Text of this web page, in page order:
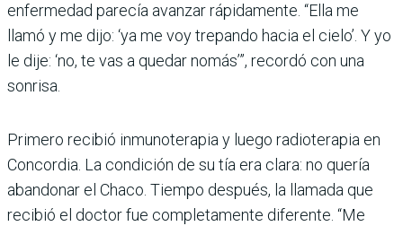
enfermedad parecía avanzar rápidamente. “Ella me
llamó y me dijo: ‘ya me voy trepando hacia el cielo’. Y yo
le dije: ‘no, te vas a quedar nomás’”, recordó con una
sonrisa.
Primero recibió inmunoterapia y luego radioterapia en
Concordia. La condición de su tía era clara: no quería
abandonar el Chaco. Tiempo después, la llamada que
recibió el doctor fue completamente diferente. “Me